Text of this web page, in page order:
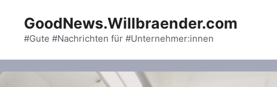
content
GoodNews.Willbraender.com
#Gute #Nachrichten für #Unternehmer:innen